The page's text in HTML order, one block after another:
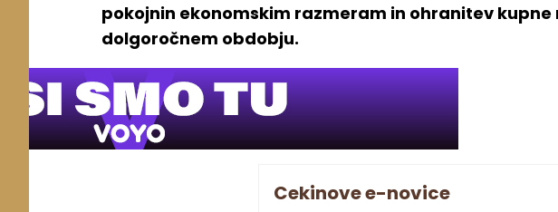
pokojnin ekonomskim razmeram in ohranitev kupne
dolgoročnem obdobju.
Cekinove e-novice